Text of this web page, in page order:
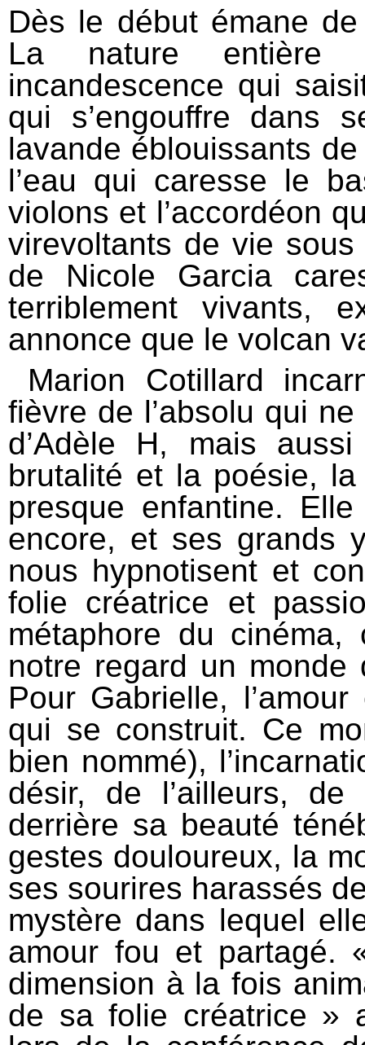
Dès le début émane
La nature entière
incandescence qui
qui s’engouffre dans
lavande éblouissants
l’eau qui caresse le
violons et l’accordéon
virevoltants de vie
de Nicole Garcia
terriblement vivants,
annonce que le volcan
Marion Cotillard
fièvre de l’absolu qui
d’Adèle H, mais
brutalité et la poésie,
presque enfantine.
encore, et ses grands
nous hypnotisent et
folie créatrice et
métaphore du
notre regard un monde
Pour Gabrielle,
qui se construit. Ce
bien nommé),
désir, de l’ailleurs,
derrière sa beauté
gestes douloureux, la
ses sourires harassés
mystère dans lequel
amour fou et partagé.
dimension à la fois
de sa folie créatrice »